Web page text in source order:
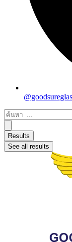
Search
...
Results
See all results